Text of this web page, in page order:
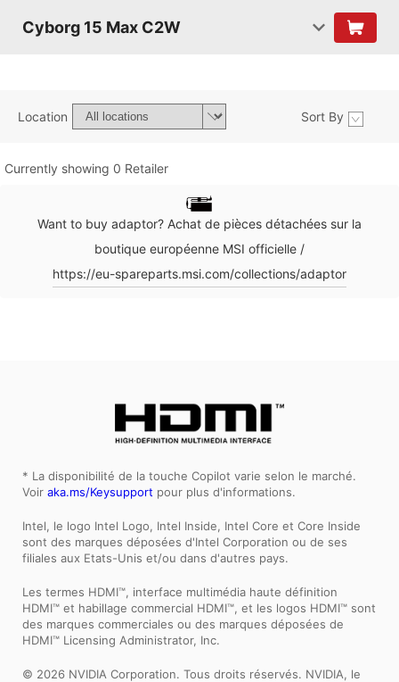
Cyborg 15 Max C2W
Location Sort By
Currently showing 0 Retailer
Want to buy adaptor? Achat de pièces détachées sur la
boutique européenne MSI officielle /
https://eu-spareparts.msi.com/collections/adaptor
* La disponibilité de la touche Copilot varie selon le marché.
Voir aka.ms/Keysupport pour plus d'informations.
Intel, le logo Intel Logo, Intel Inside, Intel Core et Core Inside
sont des marques déposées d'Intel Corporation ou de ses
filiales aux Etats-Unis et/ou dans d'autres pays.
Les termes HDMI™, interface multimédia haute définition
HDMI™ et habillage commercial HDMI™, et les logos HDMI™ sont
des marques commerciales ou des marques déposées de
HDMI™ Licensing Administrator, Inc.
© 2026 NVIDIA Corporation. Tous droits réservés. NVIDIA, le